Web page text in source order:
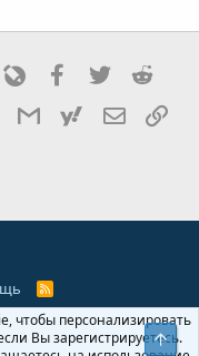
т
LivejournalFacebook
Twitter
LineGmailyahoomail
R
S
чтобы персонализировать
Вы зарегистрируетесь.